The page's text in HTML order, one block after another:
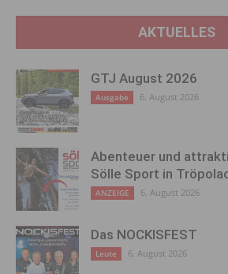
AKTUELLES
GTJ August 2026
Ausgabe 6. August 2026
Abenteuer und
Sölle Sport in
ANZEIGE 6. August 2026
Das NOCKISFEST
Leute 6. August 2026